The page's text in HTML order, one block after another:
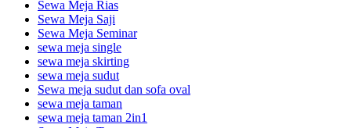
Sewa Meja Rias
Sewa Meja Saji
Sewa Meja Seminar
sewa meja single
sewa meja skirting
sewa meja sudut
Sewa meja sudut dan sofa oval
sewa meja taman
sewa meja taman 2in1